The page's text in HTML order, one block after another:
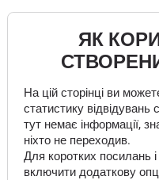
ЯК
На цій сторінці ви
статистику
тут немає інформації,
ніхто не переходив.
Для коротких посилань
включити додаткову